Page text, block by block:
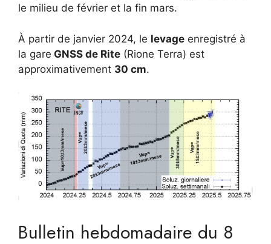
le milieu de février et la fin mars.
À partir de janvier 2024, le levage enregistré à
la gare GNSS de Rite (Rione Terra) est
approximativement 30 cm.
Bulletin hebdomadaire du 8